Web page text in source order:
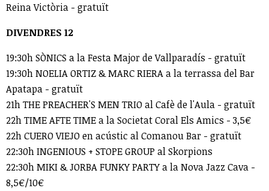
Reina Victòria - gratuït
DIVENDRES 12
19:30h SÒNICS a la Festa Major de Vallparadís - gratuït
19:30h NOELIA ORTIZ & MARC RIERA a la terrassa del Bar
Apatapa - gratuït
21h THE PREACHER'S MEN TRIO al Cafè de l'Aula - gratuït
22h TIME AFTE TIME a la Societat Coral Els Amics - 3,5€
22h CUERO VIEJO en acústic al Comanou Bar - gratuït
22:30h INGENIOUS + STOPE GROUP al Skorpions
22:30h MIKI & JORBA FUNKY PARTY a la Nova Jazz Cava -
8,5€/10€